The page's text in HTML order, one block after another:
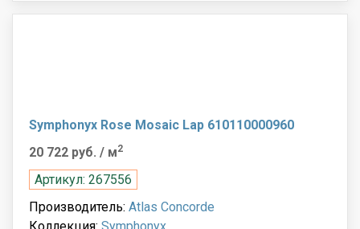
Symphonyx Rose Mosaic Lap 610110000960
20 722 руб. / м2
Артикул: 267556
Производитель: Atlas Concorde